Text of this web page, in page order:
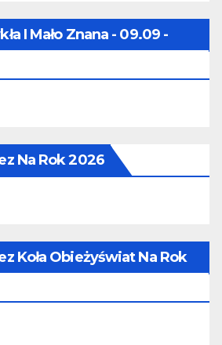
I Mało Znana - 09.09 -
Na Rok 2026
Koła Obieżyświat Na Rok